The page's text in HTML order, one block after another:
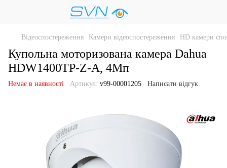
Відеоспостереження Камери відеоспостереження HD камери
Купольна моторизована камера Dahua
HDW1400TP-Z-A, 4Мп
Немає в наявності Артикул: v99-00001205 Написати відгук